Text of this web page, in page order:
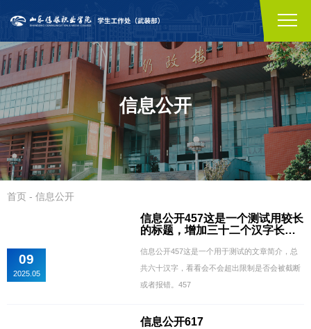
信息公开
首页 - 信息公开
09
2025.05
信息公开457这是一个测试用较长
的标题，增加三十二个汉字长度
信息公开457这是一个用于测试的文章简介，总
共六十汉字，看看会不会超出限制是否会被截断
或者报错。457
信息公开617